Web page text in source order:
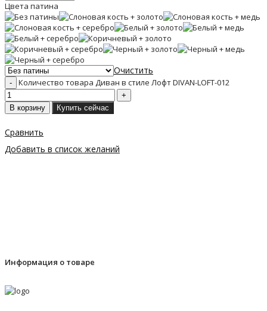
Цвета патина
Очистить
Количество товара Диван в стиле Лофт DIVAN-LOFT-012
В корзину Купить сейчас
Сравнить
Добавить в список желаний
Информация о товаре